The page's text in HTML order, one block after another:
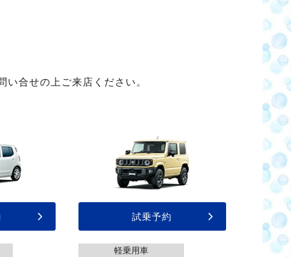
合せの上ご来店ください。
試乗予約
軽乗用車